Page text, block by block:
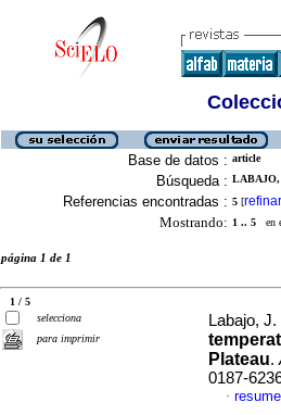
Base de datos : article
Búsqueda :
Referencias encontradas : 5 [refinar
Mostrando: 1 .. 5 en
página 1 de 1
1 / 5
selecciona
para imprimir
Labajo,
Plateau.
0187-
·